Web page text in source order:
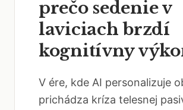
prečo sedenie v
laviciach brzdí
kognitívny
V ére, kde AI personalizuje
prichádza kríza telesnej